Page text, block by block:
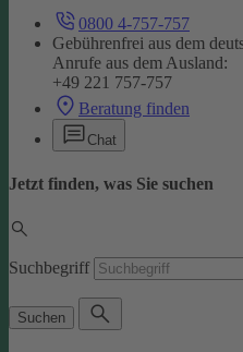
0800 4-757-757
Gebührenfrei aus dem
Anrufe aus dem Ausland:
+49 221 757-757
Beratung finden
Chat
Jetzt finden, was Sie suchen
Suchbegriff
Suchen